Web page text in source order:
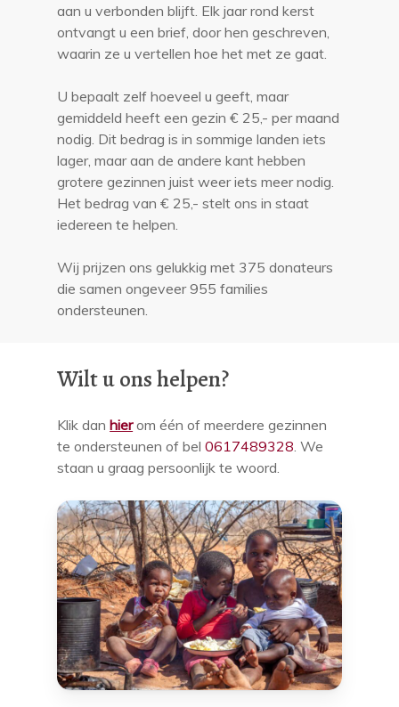
aan u verbonden blijft. Elk jaar rond kerst
ontvangt u een brief, door hen geschreven,
waarin ze u vertellen hoe het met ze gaat.
U bepaalt zelf hoeveel u geeft, maar
gemiddeld heeft een gezin € 25,- per maand
nodig. Dit bedrag is in sommige landen iets
lager, maar aan de andere kant hebben
grotere gezinnen juist weer iets meer nodig.
Het bedrag van € 25,- stelt ons in staat
iedereen te helpen.
Wij prijzen ons gelukkig met 375 donateurs
die samen ongeveer 955 families
ondersteunen.
Wilt u ons helpen?
Klik danhierom één of meerdere gezinnen
te ondersteunen of bel0617489328 . We
staan u graag persoonlijk te woord.